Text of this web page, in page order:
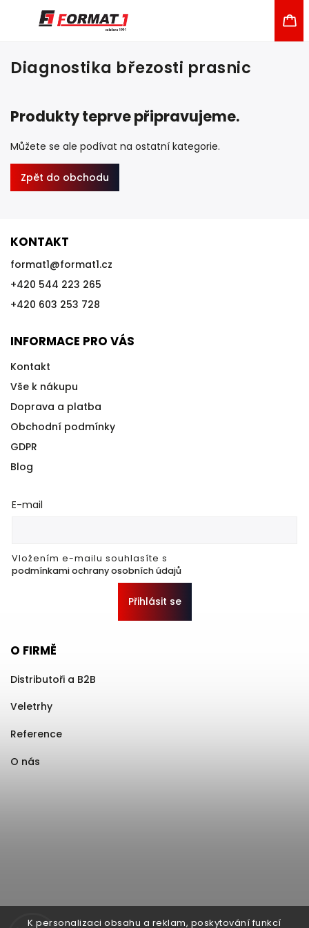
K personalizaci obsahu a reklam, poskytování funkcí
Diagnostika březosti prasnic
Produkty teprve připravujeme.
Můžete se ale podívat na ostatní kategorie.
Zpět do obchodu
KONTAKT
format1@format1.cz
+420 544 223 265
+420 603 253 728
INFORMACE PRO VÁS
Kontakt
Vše k nákupu
Doprava a platba
Obchodní podmínky
GDPR
Blog
E-mail
Vložením e-mailu souhlasíte s
podmínkami ochrany osobních údajů
Přihlásit se
O FIRMĚ
Distributoři a B2B
Veletrhy
Reference
O nás